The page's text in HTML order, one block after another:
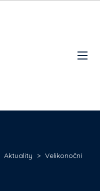
Aktuality > Velikonoční